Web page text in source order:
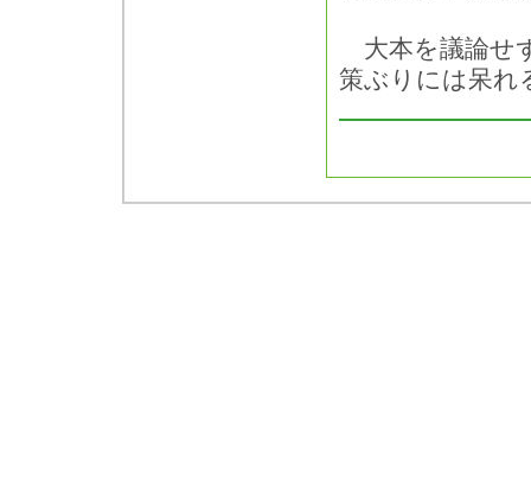
大本を議論せ
策ぶりには呆れ